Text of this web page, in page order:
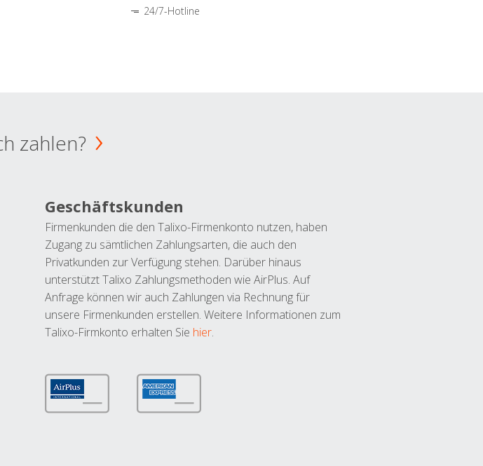
24/7-Hotline
zahlen?
Geschäftskunden
Firmenkunden die den Talixo-Firmenkonto nutzen, haben
Zugang zu sämtlichen Zahlungsarten, die auch den
Privatkunden zur Verfügung stehen. Darüber hinaus
unterstützt Talixo Zahlungsmethoden wie AirPlus. Auf
Anfrage können wir auch Zahlungen via Rechnung für
unsere Firmenkunden erstellen. Weitere Informationen zum
Talixo-Firmkonto erhalten Sie hier.